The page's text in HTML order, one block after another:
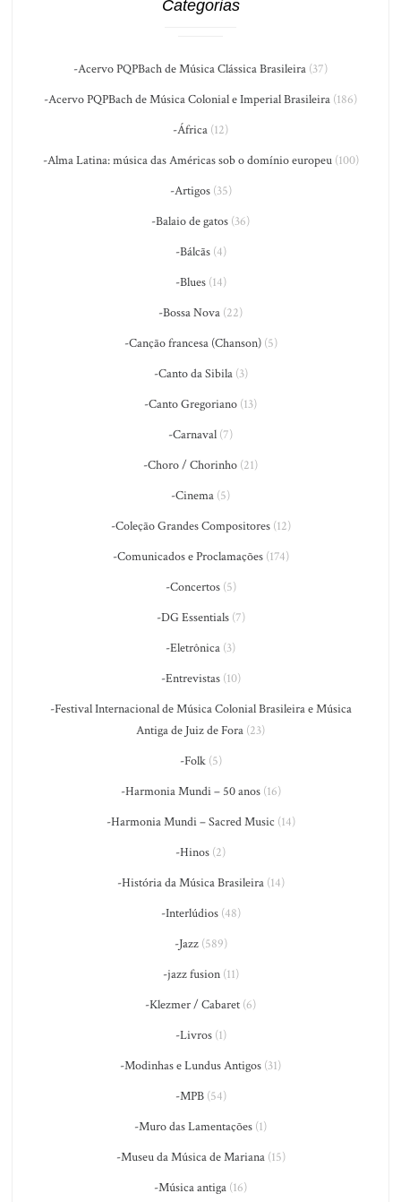
Categorias
-Acervo PQPBach de Música Clássica Brasileira (37)
-Acervo PQPBach de Música Colonial e Imperial Brasileira (186)
-África (12)
-Alma Latina: música das Américas sob o domínio europeu(100)
-Artigos(35)
-Balaio de gatos (36)
-Bálcãs(4)
-Blues(14)
-Bossa Nova (22)
-Canção francesa (Chanson)(5)
-Canto da Sibila(3)
-Canto Gregoriano (13)
-Carnaval (7)
-Choro / Chorinho (21)
-Cinema (5)
-Coleção Grandes Compositores(12)
-Comunicados e Proclamações(174)
-Concertos(5)
-DG Essentials(7)
-Eletrônica (3)
-Entrevistas(10)
-Festival Internacional de Música Colonial Brasileira e Música
Antiga de Juiz de Fora (23)
-Folk(5)
-Harmonia Mundi – 50 anos(16)
-Harmonia Mundi – Sacred Music (14)
-Hinos (2)
-História da Música Brasileira(14)
-Interlúdios(48)
-Jazz(589)
-jazz fusion(11)
-Klezmer / Cabaret (6)
-Livros(1)
-Modinhas e Lundus Antigos (31)
-MPB(54)
-Muro das Lamentações (1)
-Museu da Música de Mariana(15)
-Música antiga (16)